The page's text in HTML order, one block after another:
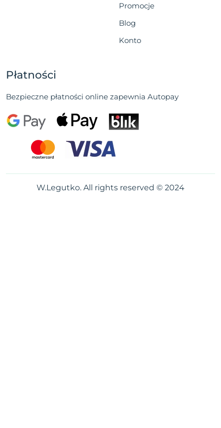
Promocje
Blog
Konto
Płatności
Bezpieczne płatności online zapewnia Autopay
W.Legutko. All rights reserved © 2024